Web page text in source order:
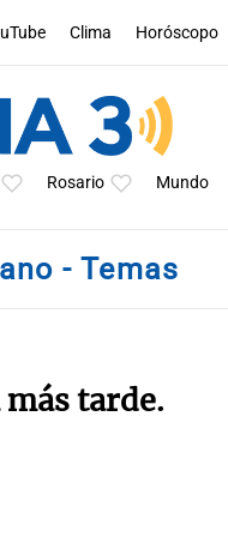
Clima Horóscopo
Rosario Mundo
- Temas
tarde.